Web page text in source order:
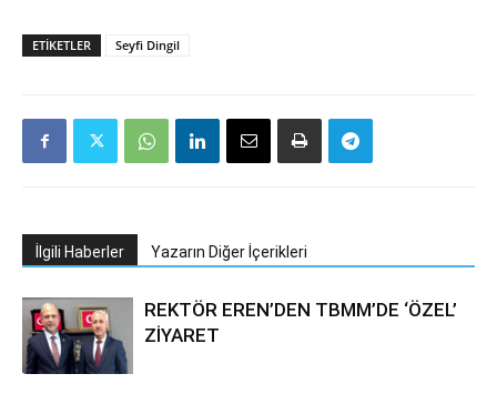
ETIKETLER Seyfi Dingil
İlgili Haberler Yazarın Diğer İçerikleri
REKTÖR EREN’DEN TBMM’DE ‘ÖZEL’
ZİYARET